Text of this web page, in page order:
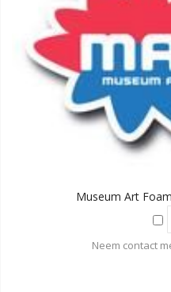
Museum Art
Neem contact